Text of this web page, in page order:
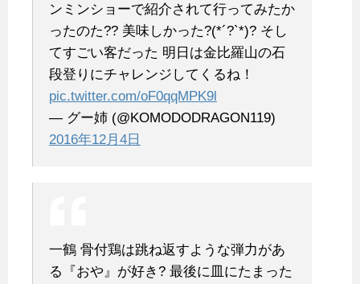
ンミンショーで紹介されて行ってみたか
ったのた?? 美味しかった?(*´?`*)? そし
てすごい客だった 明日は金比羅山の石
段登りにチャレンジしてくるね！
pic.twitter.com/oF0qqMPK9l
— グー姉 (@KOMODODRAGON119)
2016年12月4日
一鶴 骨付鶏は跳ね返すような弾力があ
る『おや』が好き? 最後に皿にたまった